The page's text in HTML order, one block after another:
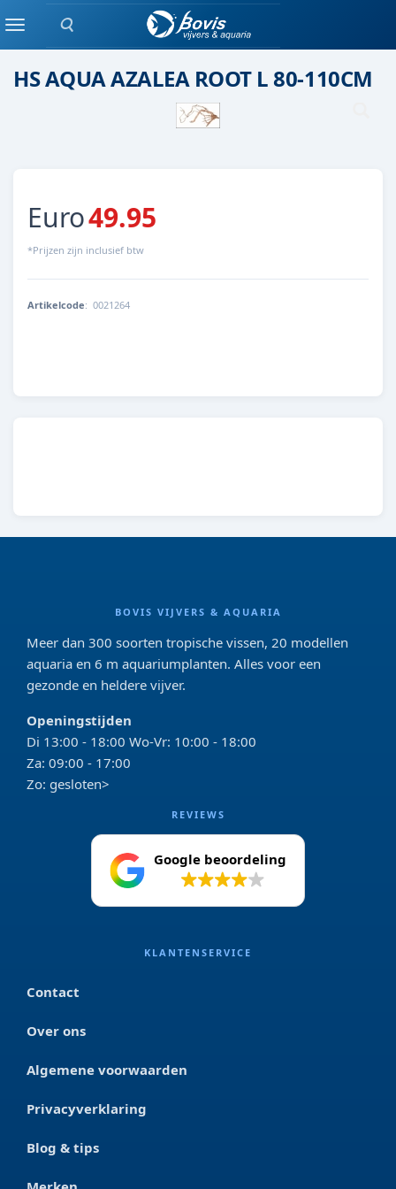
Zoeken
Menu
HS AQUA AZALEA ROOT L 80-110CM
Euro49.95
*Prijzen zijn inclusief btw
Artikelcode: 0021264
BOVIS VIJVERS & AQUARIA
Meer dan 300 soorten tropische vissen, 20 modellen
aquaria en 6 m aquariumplanten. Alles voor een
gezonde en heldere vijver.
Openingstijden
Di 13:00 - 18:00 Wo-Vr: 10:00 - 18:00
Za: 09:00 - 17:00
Zo: gesloten>
REVIEWS
Google beoordeling
KLANTENSERVICE
Contact
Over ons
Algemene voorwaarden
Privacyverklaring
Blog & tips